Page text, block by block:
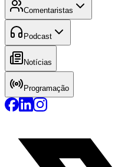
Comentaristas
Podcast
Notícias
Programação